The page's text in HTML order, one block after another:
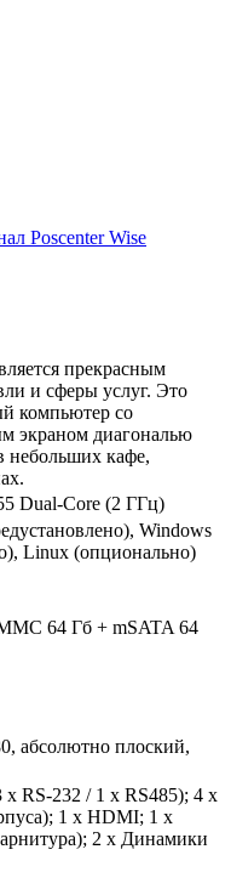
Poscenter Wise
прекрасным
и сферы услуг. Это
компьютер со
экраном диагональю
небольших кафе,
Dual-Core (2 ГГц)
Windows
Linux (опционально)
64 Гб + mSATA 64
абсолютно плоский,
RS-232 / 1 х RS485); 4 х
1 х HDMI; 1 х
2 х Динамики